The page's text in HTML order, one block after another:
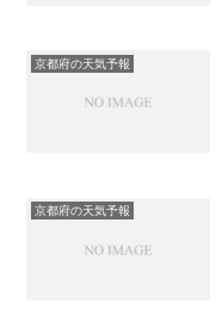
京都府の天気予報
京都府の天気予報